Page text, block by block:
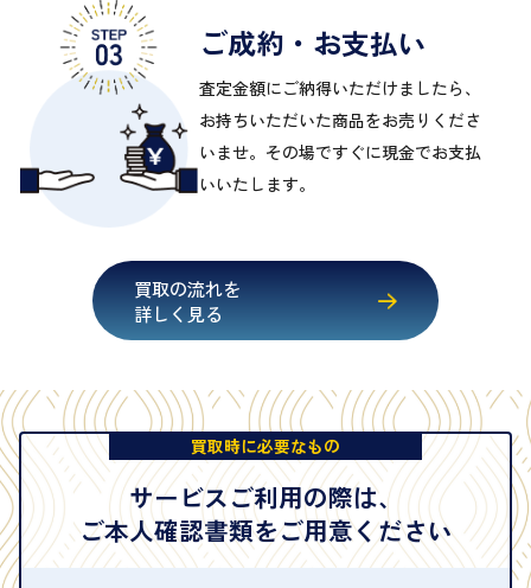
ご成約・お支払い
査定金額にご納得いただけましたら、
お持ちいただいた商品をお売りくださ
いませ。その場ですぐに現金でお支払
いいたします。
買取の流れを
詳しく見る
買取時に必要なもの
サービスご利用の際は、
ご本人確認書類をご用意ください